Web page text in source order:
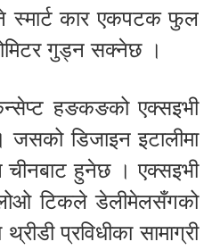
स्मार्ट कार एकपटक फुल
गुड्न सक्नेछ ।
हङकङको एक्सइभी
जसको डिजाइन इटालीमा
चीनबाट हुनेछ । एक्सइभी
टिकले डेलीमेलसँगको
प्रविधीका सामाग्री